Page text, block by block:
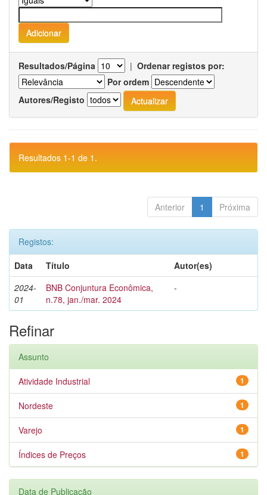
Resultados/Página | Ordenar registos por:
Por ordem
Autores/Registo
Resultados 1-1 de 1.
Anterior 1 Próxima
Registos:
Data
Título
Autor(es)
2024-
01
BNB Conjuntura Econômica,
n.78, jan./mar. 2024
-
Refinar
Assunto
1
Atividade Industrial
1
Nordeste
1
Varejo
1
Índices de Preços
Data de Publicação